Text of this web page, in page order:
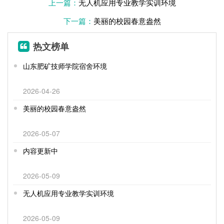
上一篇： 无人机应用专业教学实训环境
下一篇： 美丽的校园春意盎然
热文榜单
山东肥矿技师学院宿舍环境
2026-04-26
美丽的校园春意盎然
2026-05-07
内容更新中
2026-05-09
无人机应用专业教学实训环境
2026-05-09